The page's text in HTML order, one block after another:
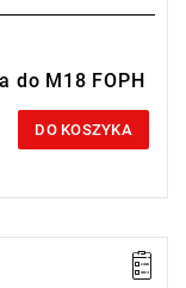
do M18 FOPH
DO KOSZYKA